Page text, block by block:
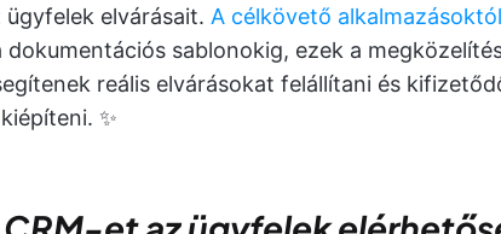
elvárásait. A célkövető alkalmazásoktól
sablonokig, ezek a
reális elvárásokat felállítani és
✨